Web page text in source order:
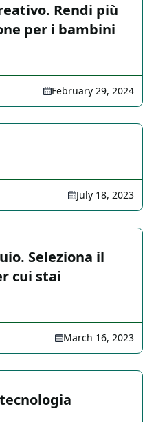
Rendi più
per i bambini
February 29, 2024
July 18, 2023
Seleziona il
cui stai
March 16, 2023